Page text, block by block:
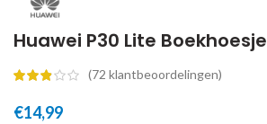
Huawei P30 Lite Boekhoesje
(72 klantbeoordelingen)
€14,99